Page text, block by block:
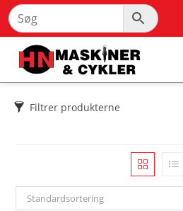
Filtrer produkterne
Standardsortering